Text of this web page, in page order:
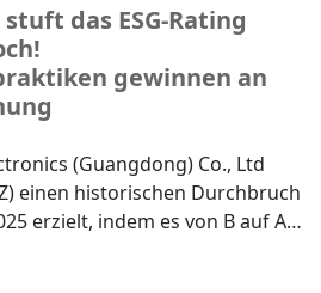
das ESG-Rating
gewinnen an
(Guangdong) Co., Ltd
einen historischen Durchbruch
erzielt, indem es von B auf A
, Instrumenten- und